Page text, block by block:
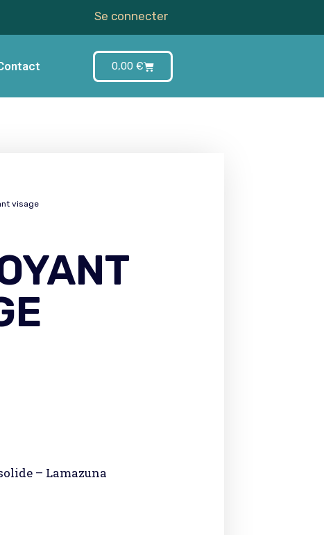
Se connecter
0,00 €
visage
– Lamazuna